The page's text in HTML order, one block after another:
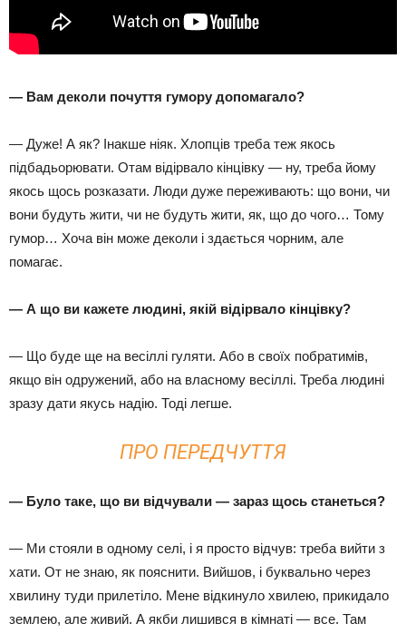
— Вам деколи почуття гумору допомагало?
— Дуже! А як? Інакше ніяк. Хлопців треба теж якось
підбадьорювати. Отам відірвало кінцівку — ну, треба йому
якось щось розказати. Люди дуже переживають: що вони, чи
вони будуть жити, чи не будуть жити, як, що до чого… Тому
гумор… Хоча він може деколи і здається чорним, але
помагає.
— А що ви кажете людині, якій відірвало кінцівку?
— Що буде ще на весіллі гуляти. Або в своїх побратимів,
якщо він одружений, або на власному весіллі. Треба людині
зразу дати якусь надію. Тоді легше.
ПРО ПЕРЕДЧУТТЯ
— Було таке, що ви відчували — зараз щось станеться?
— Ми стояли в одному селі, і я просто відчув: треба вийти з
хати. От не знаю, як пояснити. Вийшов, і буквально через
хвилину туди прилетіло. Мене відкинуло хвилею, прикидало
землею, але живий. А якби лишився в кімнаті — все. Там